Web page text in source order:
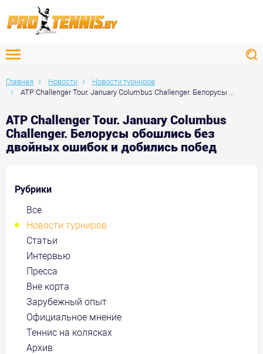
Главная Новости
Новости турниров
ATP Challenger Tour. January Columbus Challenger. Белорусы ...
ATP Challenger Tour. January Columbus
Challenger. Белорусы обошлись без
двойных ошибок и добились побед
Рубрики
Все
Новости турниров
Статьи
Интервью
Пресса
Вне корта
Зарубежный опыт
Официальное мнение
Теннис на колясках
Архив